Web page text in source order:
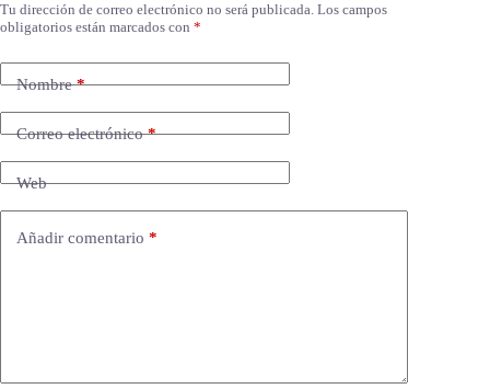
Tu dirección de correo electrónico no será publicada. Los campos
obligatorios están marcados con *
Nombre*
Correo electrónico*
Web
Añadir comentario *